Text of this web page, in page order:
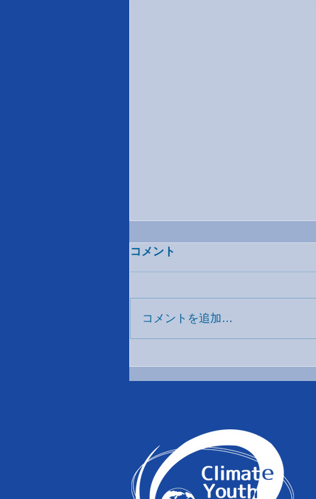
Green Hydrogen Organization
Roundtable
402 Green Hydrogen Organizationの
CEO来日にともなラウンドテー
コメント
コメントを追加…